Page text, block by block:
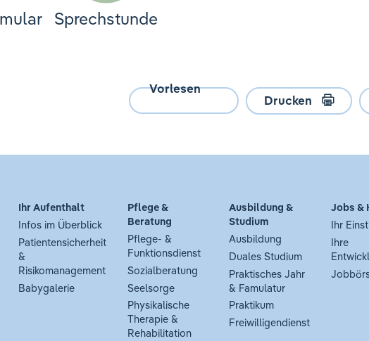
Sprechstunde
Vorlesen
Drucken
Ihr Aufenthalt
Infos im Überblick
Patientensicherheit
&
Risikomanagement
Babygalerie
Pflege &
Beratung
Pflege- &
Funktionsdienst
Sozialberatung
Seelsorge
Physikalische
Therapie &
Rehabilitation
Ausbildung &
Studium
Ausbildung
Duales Studium
Praktisches Jahr
& Famulatur
Praktikum
Freiwilligendienst
Jobs &
Ihr
Ihre